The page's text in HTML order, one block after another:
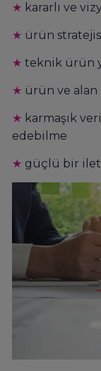
★ kararlı ve
★ ürün
★ teknik ürün
★ ürün ve alan
★ karmaşık
edebilme
★ güçlü bir